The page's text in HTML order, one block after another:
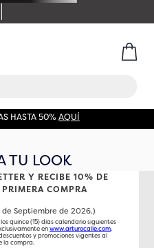
HASTA 50%AQUÍ
TU LOOK
Y RECIBE 10% DE
COMPRA
Septiembre de 2026.)
quince (15) días calendario siguientes
enwww.arturocalle.com.
y promociones vigentes al
la compra.